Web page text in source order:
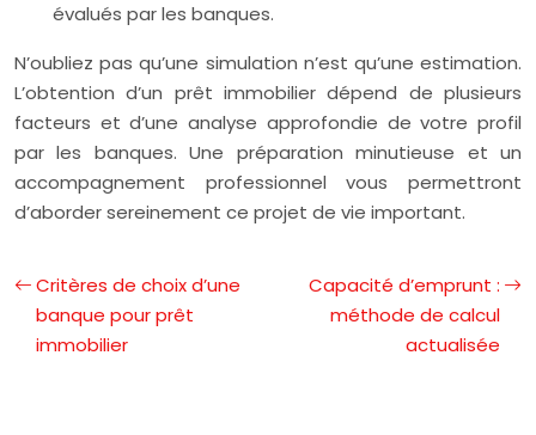
évalués par les banques.
N’oubliez pas qu’une simulation n’est qu’une estimation.
L’obtention d’un prêt immobilier dépend de plusieurs
facteurs et d’une analyse approfondie de votre profil
par les banques. Une préparation minutieuse et un
accompagnement professionnel vous permettront
d’aborder sereinement ce projet de vie important.
Critères de choix d’une
banque pour prêt
immobilier
Capacité d’emprunt :
méthode de calcul
actualisée